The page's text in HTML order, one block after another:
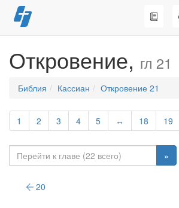
Перейти
к
Откровение, гл 21
Библия Кассиан Откровение 21
1 2 3 4 5 ↔ 18 19
»
20